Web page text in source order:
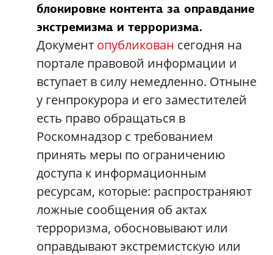
блокировке контента за оправдание
экстремизма и терроризма.
Документ опубликован сегодня на
портале правовой информации и
вступает в силу немедленно. Отныне
у генпрокурора и его заместителей
есть право обращаться в
Роскомнадзор с требованием
принять меры по ограничению
доступа к информационным
ресурсам, которые: распространяют
ложные сообщения об актах
терроризма, обосновывают или
оправдывают экстремистскую или